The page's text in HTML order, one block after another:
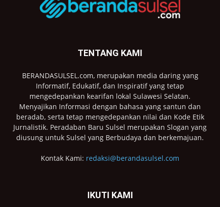
TENTANG KAMI
BERANDASULSEL.com, merupakan media daring yang
Informatif, Edukatif, dan Inspiratif yang tetap
mengedepankan kearifan lokal Sulawesi Selatan.
Menyajikan Informasi dengan bahasa yang santun dan
beradab, serta tetap mengedepankan nilai dan Kode Etik
Jurnalistik. Peradaban Baru Sulsel merupakan Slogan yang
diusung untuk Sulsel yang Berbudaya dan berkemajuan.
Kontak Kami: redaksi@berandasulsel.com
IKUTI KAMI